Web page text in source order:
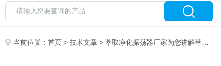
当前位置：首页 >技术文章 > 萃取净化振荡器厂家为您讲解萃取净化振荡器的特点性能